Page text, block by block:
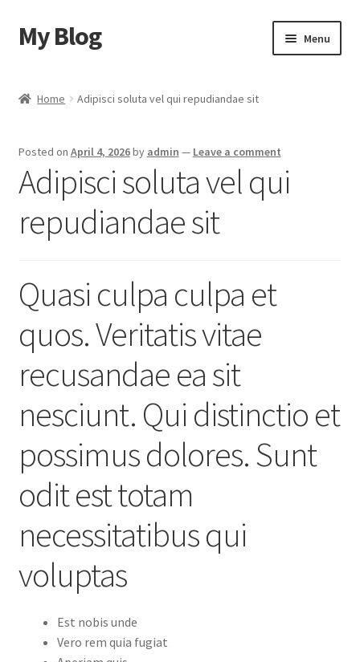
Skip
to
Skip
to
My Blog Menu
Checkout
My account
Shop
Home Adipisci soluta vel qui repudiandae sit
Posted on April 4, 2026by admin — Leave a comment
Adipisci soluta vel qui
repudiandae sit
Quasi culpa culpa et
quos. Veritatis vitae
recusandae ea sit
nesciunt. Qui distinctio et
possimus dolores. Sunt
odit est totam
necessitatibus qui
voluptas
Est nobis unde
Vero rem quia fugiat